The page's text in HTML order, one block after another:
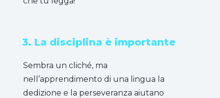
3. La disciplina è importante
Sembra un cliché, ma
nell’apprendimento di una lingua la
dedizione e la perseveranza aiutano